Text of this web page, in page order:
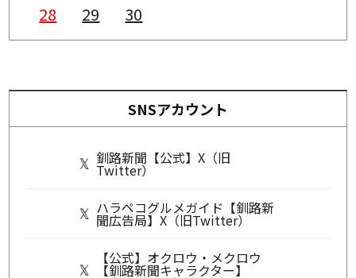
28
29 30
SNSアカウント
釧路新聞【公式】X（旧
Twitter）
ハラペコグルメガイド【釧路新
聞広告局】X（旧Twitter）
【公式】オクロウ・メクロウ
【釧路新聞キャラクター】